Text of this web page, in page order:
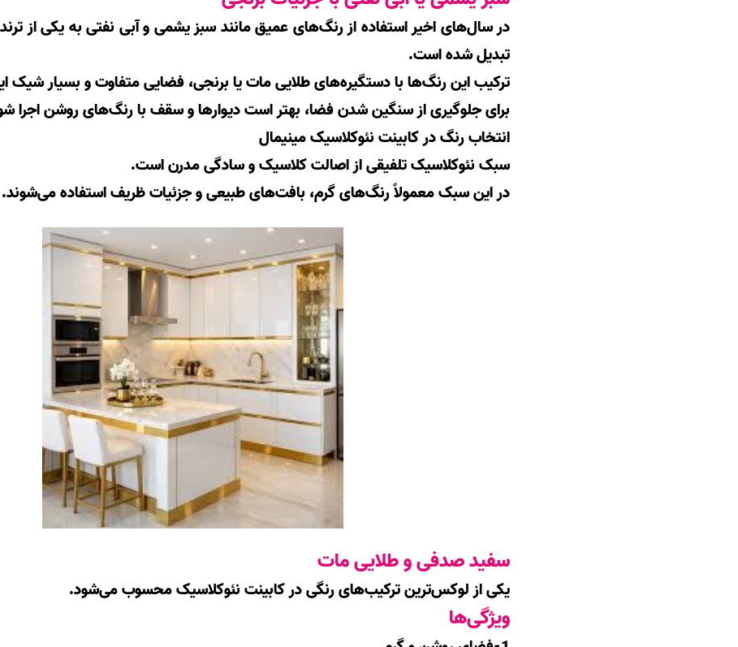
در سال‌های اخیر استفاده از رنگ‌های عمیق مانند سبز یشمی و آبی نفتی به یکی از
تبدیل شده است.
ترکیب این رنگ‌ها با دستگیره‌های طلایی مات یا برنجی، فضایی متفاوت و بسیار شیک
برای جلوگیری از سنگین شدن فضا، بهتر است دیوارها و سقف با رنگ‌های روشن اجرا
انتخاب رنگ در کابینت نئوکلاسیک مینیمال
سبک نئوکلاسیک تلفیقی از اصالت کلاسیک و سادگی مدرن است.
در این سبک معمولاً رنگ‌های گرم، بافت‌های طبیعی و جزئیات ظریف استفاده می‌شوند.
سفید صدفی و طلایی مات
یکی از لوکس‌ترین ترکیب‌های رنگی در کابینت نئوکلاسیک محسوب می‌شود.
ویژگی‌ها